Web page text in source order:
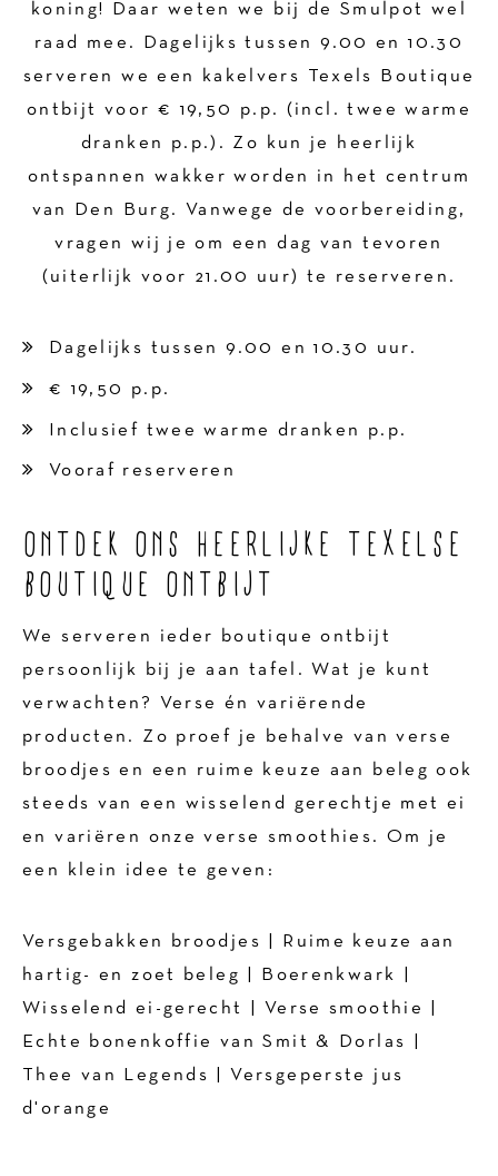
koning! Daar weten we bij de Smulpot wel
raad mee. Dagelijks tussen 9.00 en 10.30
serveren we een kakelvers Texels Boutique
ontbijt voor € 19,50 p.p. (incl. twee warme
dranken p.p.). Zo kun je heerlijk
ontspannen wakker worden in het centrum
van Den Burg. Vanwege de voorbereiding,
vragen wij je om een dag van tevoren
(uiterlijk voor 21.00 uur) te reserveren.
Dagelijks tussen 9.00 en 10.30 uur.
€ 19,50 p.p.
Inclusief twee warme dranken p.p.
Vooraf reserveren
ONTDEK ONS HEERLIJKE TEXELSE
BOUTIQUE ONTBIJT
We serveren ieder boutique ontbijt
persoonlijk bij je aan tafel. Wat je kunt
verwachten? Verse én variërende
producten. Zo proef je behalve van verse
broodjes en een ruime keuze aan beleg ook
steeds van een wisselend gerechtje met ei
en variëren onze verse smoothies. Om je
een klein idee te geven:
Versgebakken broodjes | Ruime keuze aan
hartig- en zoet beleg | Boerenkwark |
Wisselend ei-gerecht | Verse smoothie |
Echte bonenkoffie van Smit & Dorlas |
Thee van Legends | Versgeperste jus
d'orange